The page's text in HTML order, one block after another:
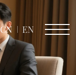
CN EN